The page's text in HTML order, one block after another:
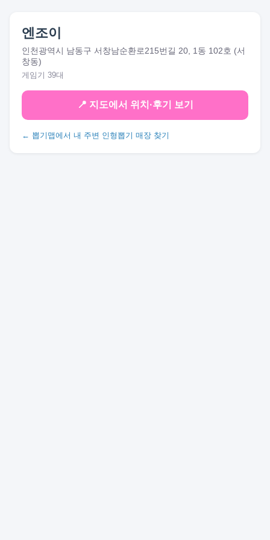
엔조이
인천광역시 남동구 서창남순환로215번길 20, 1동 102호 (서
창동)
게임기 39대
📍 지도에서 위치·후기 보기
← 뽑기맵에서 내 주변 인형뽑기 매장 찾기